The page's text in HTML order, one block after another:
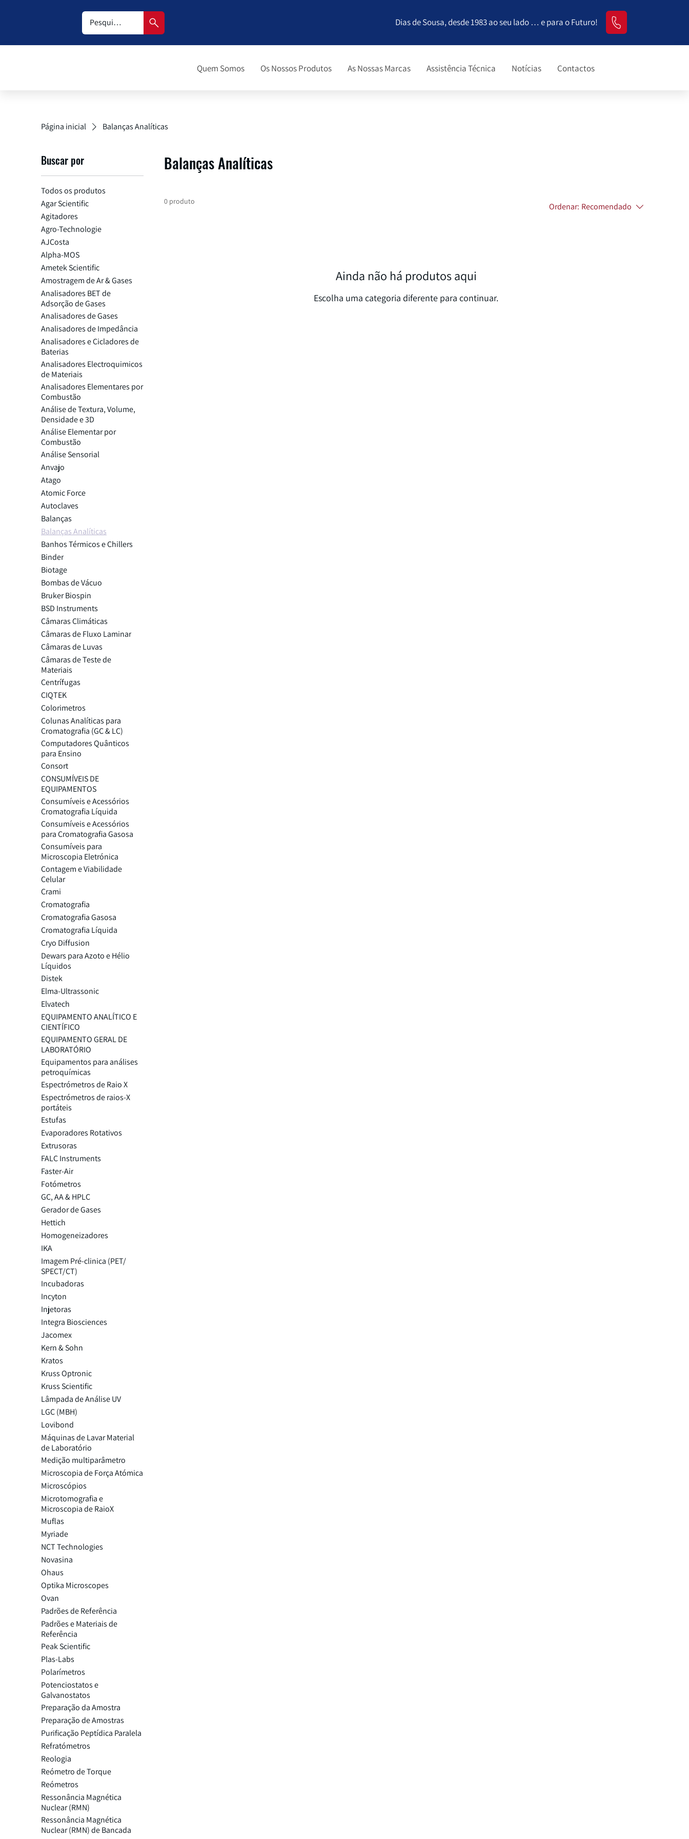
Dias de Sousa, desde 1983 ao seu lado … e para o Futuro!
Quem Somos Os Nossos Produtos As Nossas Marcas Assistência Técnica Notícias Contactos
Página inicial Balanças Analíticas
Buscar por
Todos os produtos
Agar Scientific
Agitadores
Agro-Technologie
AJCosta
Alpha-MOS
Ametek Scientific
Amostragem de Ar & Gases
Analisadores BET de
Adsorção de Gases
Analisadores de Gases
Analisadores de Impedância
Analisadores e Cicladores de
Baterias
Analisadores Electroquimicos
de Materiais
Analisadores Elementares por
Combustão
Análise de Textura, Volume,
Densidade e 3D
Análise Elementar por
Combustão
Análise Sensorial
Anvajo
Atago
Atomic Force
Autoclaves
Balanças
Balanças Analíticas
Banhos Térmicos e Chillers
Binder
Biotage
Bombas de Vácuo
Bruker Biospin
BSD Instruments
Câmaras Climáticas
Câmaras de Fluxo Laminar
Câmaras de Luvas
Câmaras de Teste de
Materiais
Centrífugas
CIQTEK
Colorimetros
Colunas Analíticas para
Cromatografia (GC & LC)
Computadores Quânticos
para Ensino
Consort
CONSUMÍVEIS DE
EQUIPAMENTOS
Consumíveis e Acessórios
Cromatografia Líquida
Consumíveis e Acessórios
para Cromatografia Gasosa
Consumíveis para
Microscopia Eletrónica
Contagem e Viabilidade
Celular
Crami
Cromatografia
Cromatografia Gasosa
Cromatografia Líquida
Cryo Diffusion
Dewars para Azoto e Hélio
Líquidos
Distek
Elma-Ultrassonic
Elvatech
EQUIPAMENTO ANALÍTICO E
CIENTÍFICO
EQUIPAMENTO GERAL DE
LABORATÓRIO
Equipamentos para análises
petroquímicas
Espectrómetros de Raio X
Espectrómetros de raios-X
portáteis
Estufas
Evaporadores Rotativos
Extrusoras
FALC Instruments
Faster-Air
Fotómetros
GC, AA & HPLC
Gerador de Gases
Hettich
Homogeneizadores
IKA
Imagem Pré-clinica (PET/
SPECT/CT)
Incubadoras
Incyton
Injetoras
Integra Biosciences
Jacomex
Kern & Sohn
Kratos
Kruss Optronic
Kruss Scientific
Lâmpada de Análise UV
LGC (MBH)
Lovibond
Máquinas de Lavar Material
de Laboratório
Medição multiparâmetro
Microscopia de Força Atómica
Microscópios
Microtomografia e
Microscopia de RaioX
Muflas
Myriade
NCT Technologies
Novasina
Ohaus
Optika Microscopes
Ovan
Padrões de Referência
Padrões e Materiais de
Referência
Peak Scientific
Plas-Labs
Polarímetros
Potenciostatos e
Galvanostatos
Preparação da Amostra
Preparação de Amostras
Purificação Peptídica Paralela
Refratómetros
Reologia
Reómetro de Torque
Reómetros
Ressonância Magnética
Nuclear (RMN)
Ressonância Magnética
Nuclear (RMN) de Bancada
Balanças Analíticas
0 produto Ordenar: Recomendado
Ainda não há produtos aqui
Escolha uma categoria diferente para continuar.